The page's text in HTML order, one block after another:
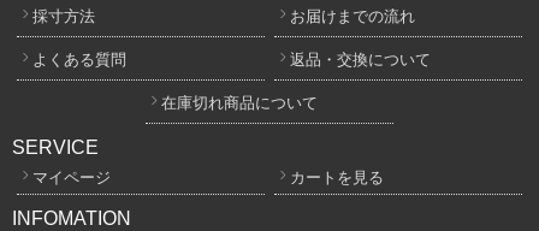
採寸方法 お届けまでの流れ
よくある質問 返品・交換について
在庫切れ商品について
SERVICE
マイページ カートを見る
INFOMATION